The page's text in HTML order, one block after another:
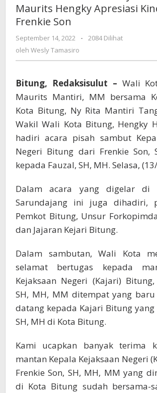
Bitung,
Apresiasi
Frenkie
Maurits Hengky Apresiasi
Frenkie Son
September 14, 2022
oleh
-
2084 Dilihat
oleh Wesly Tamasiro
Bitung, Redaksisulut – Wali
Maurits Mantiri, MM bersama
Kota Bitung, Ny Rita Mantiri
Wakil Wali Kota Bitung, Hengky
hadiri acara pisah sambut
Negeri Bitung dari Frenkie Son,
kepada Fauzal, SH, MH. Selasa,
Dalam acara yang digelar di
Sarundajang ini juga dihadiri,
Pemkot Bitung, Unsur
dan Jajaran Kejari Bitung.
Dalam sambutan, Wali Kota
selamat bertugas kepada
Kejaksaan Negeri (Kajari)
SH, MH, MM ditempat yang
datang kepada Kajari Bitung yang
SH, MH di Kota Bitung.
Kami ucapkan banyak terima
mantan Kepala Kejaksaan Negeri
Frenkie Son, SH, MH, MM yang
di Kota Bitung sudah bersama-